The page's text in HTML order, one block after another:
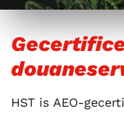
HST is AEO-